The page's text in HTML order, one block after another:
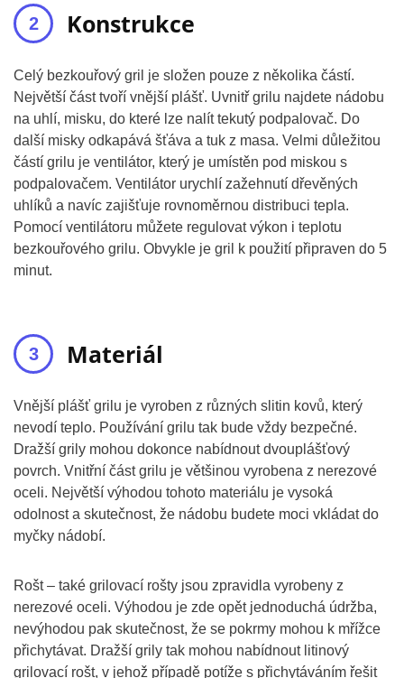
Konstrukce
Celý bezkouřový gril je složen pouze z několika částí.
Největší část tvoří vnější plášť. Uvnitř grilu najdete nádobu
na uhlí, misku, do které lze nalít tekutý podpalovač. Do
další misky odkapává šťáva a tuk z masa. Velmi důležitou
částí grilu je ventilátor, který je umístěn pod miskou s
podpalovačem. Ventilátor urychlí zažehnutí dřevěných
uhlíků a navíc zajišťuje rovnoměrnou distribuci tepla.
Pomocí ventilátoru můžete regulovat výkon i teplotu
bezkouřového grilu. Obvykle je gril k použití připraven do 5
minut.
Materiál
Vnější plášť grilu je vyroben z různých slitin kovů, který
nevodí teplo. Používání grilu tak bude vždy bezpečné.
Dražší grily mohou dokonce nabídnout dvouplášťový
povrch. Vnitřní část grilu je většinou vyrobena z nerezové
oceli. Největší výhodou tohoto materiálu je vysoká
odolnost a skutečnost, že nádobu budete moci vkládat do
myčky nádobí.
Rošt – také grilovací rošty jsou zpravidla vyrobeny z
nerezové oceli. Výhodou je zde opět jednoduchá údržba,
nevýhodou pak skutečnost, že se pokrmy mohou k mřížce
přichytávat. Dražší grily tak mohou nabídnout litinový
grilovací rošt, v jehož případě potíže s přichytáváním řešit